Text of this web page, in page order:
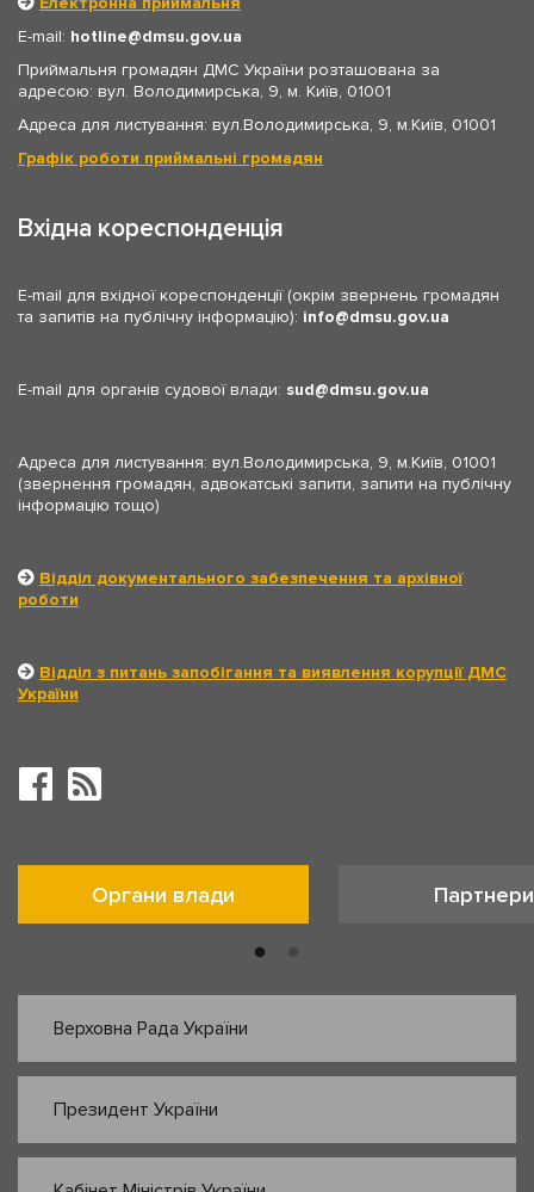
E-mail: hotline
dmsu.gov.ua
Приймальня громадян ДМС України розташована за
адресою: вул. Володимирська, 9, м. Київ, 01001
Адреса для листування: вул.Володимирська, 9, м.Київ, 01001
Графік роботи приймальні громадян
Вхідна кореспонденція
E-mail для вхідної кореспонденції (окрім звернень громадян
та запитів на публічну інформацію): info dmsu.gov.ua
E-mail для органів судової влади: sud dmsu.gov.ua
Адреса для листування: вул.Володимирська, 9, м.Київ, 01001
(звернення громадян, адвокатські запити, запити на публічну
інформацію тощо)
Відділ документального забезпечення та архівної
роботи
Відділ з питань запобігання та виявлення корупції ДМС
України
Органи влади Партнери
Верховна Рада України
Президент України